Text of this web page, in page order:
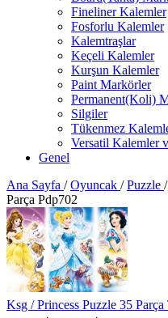
Fineliner Kalemler
Fosforlu Kalemler
Kalemtraşlar
Keçeli Kalemler
Kurşun Kalemler
Paint Markörler
Permanent(Koli)
Silgiler
Tükenmez
Versatil Kalemler
Genel
Ana Sayfa / Oyuncak / Puzzle /
Parça Pdp702
Ksg / Princess Puzzle 35